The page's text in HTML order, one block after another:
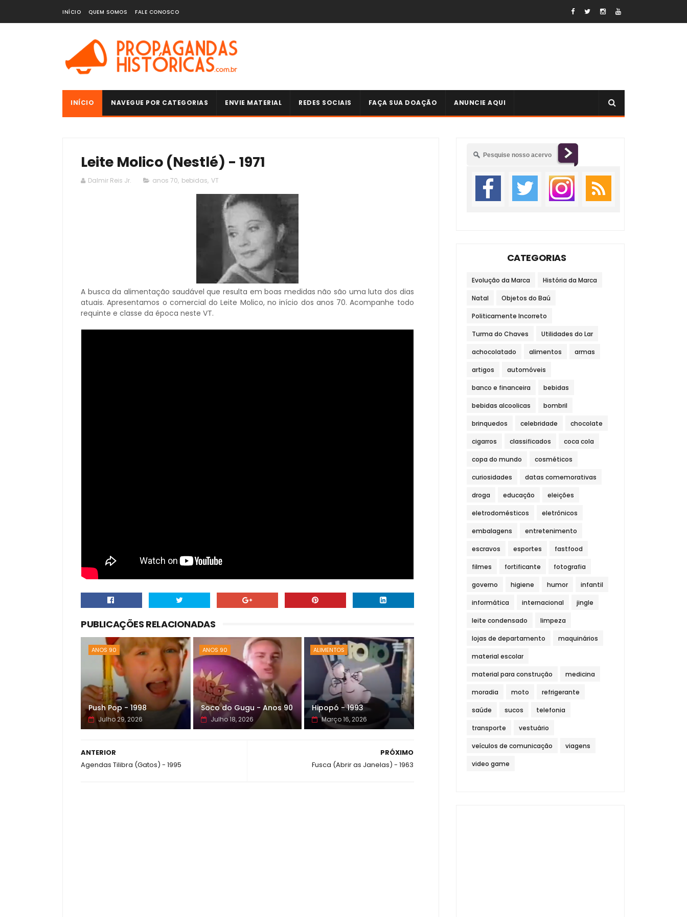
INÍCIO QUEM SOMOS FALE CONOSCO
INÍCIO NAVEGUE POR CATEGORIAS ENVIE MATERIAL REDES SOCIAIS FAÇA SUA DOAÇÃO ANUNCIE AQUI
Leite Molico (Nestlé) - 1971
Dalmir Reis Jr. anos 70, bebidas, VT
A busca da alimentação saudável que resulta em boas medidas não são uma luta dos dias
atuais. Apresentamos o comercial do Leite Molico, no início dos anos 70. Acompanhe todo
requinte e classe da época neste VT.
PUBLICAÇÕES RELACIONADAS
ANOS 90
Push Pop - 1998
Julho 29, 2026
ANOS 90
Soco do Gugu - Anos 90
Julho 18, 2026
ALIMENTOS
Hipopó - 1993
Março 16, 2026
PRÓXIMO
Fusca (Abrir as Janelas) - 1963
ANTERIOR
Agendas Tilibra (Gatos) - 1995
CATEGORIAS
Evolução da Marca História da Marca
Natal Objetos do Baú
Politicamente Incorreto
Turma do Chaves Utilidades do Lar
achocolatado alimentos armas
artigos automóveis
banco e financeira bebidas
bebidas alcoolicas bombril
brinquedos celebridade chocolate
cigarros classificados coca cola
copa do mundo cosméticos
curiosidades datas comemorativas
droga educação eleições
eletrodomésticos eletrônicos
embalagens entretenimento
escravos esportes fastfood
filmes fortificante fotografia
governo higiene humor infantil
informática internacional jingle
leite condensado limpeza
lojas de departamento maquinários
material escolar
material para construção medicina
moradia moto refrigerante
saúde sucos telefonia
transporte vestuário
veículos de comunicação viagens
video game